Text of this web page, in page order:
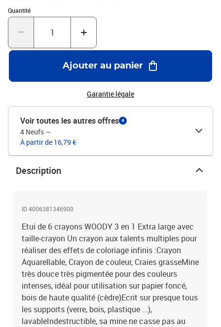
Quantité
Quantité : 1
Ajouter au panier
Garantie légale
Voir toutes les autres offres 4
4 Neufs —
À partir de 16,79 €
Description
ID 4006381346900
Etui de 6 crayons WOODY 3 en 1 Extra large avec
taille-crayon Un crayon aux talents multiples pour
réaliser des effets de coloriage infinis :Crayon
Aquarellable, Crayon de couleur, Craies grasseMine
très douce très pigmentée pour des couleurs
intenses, idéal pour utilisation sur papier foncé,
bois de haute qualité (cèdre)Ecrit sur presque tous
les supports (verre, bois, plastique ...),
lavableIndestructible, sa mine ne casse pas au